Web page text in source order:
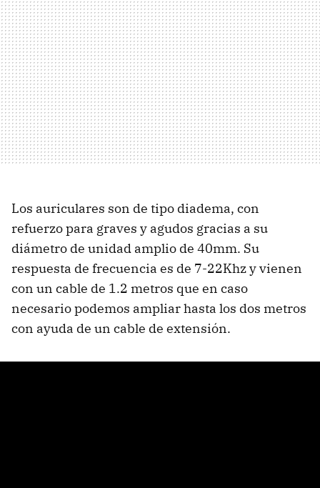
Los auriculares son de tipo diadema, con
refuerzo para graves y agudos gracias a su
diámetro de unidad amplio de 40mm. Su
respuesta de frecuencia es de 7-22Khz y vienen
con un cable de 1.2 metros que en caso
necesario podemos ampliar hasta los dos metros
con ayuda de un cable de extensión.